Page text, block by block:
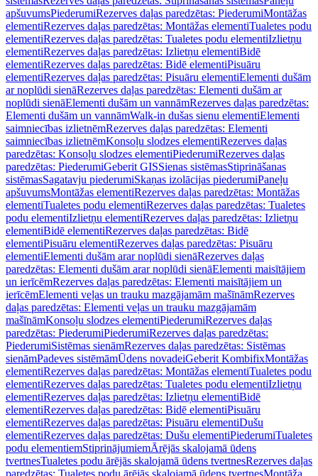
apšuvumsPiederumiRezerves daļas paredzētas: PiederumiMontāžas
elementiRezerves daļas paredzētas: Montāžas elementiTualetes podu
elementiRezerves daļas paredzētas: Tualetes podu elementiIzlietņu
elementiRezerves daļas paredzētas: Izlietņu elementiBidē
elementiRezerves daļas paredzētas: Bidē elementiPisuāru
elementiRezerves daļas paredzētas: Pisuāru elementiElementi dušām
ar noplūdi sienāRezerves daļas paredzētas: Elementi dušām ar
noplūdi sienāElementi dušām un vannāmRezerves daļas paredzētas:
Elementi dušām un vannāmWalk-in dušas sienu elementiElementi
saimniecības izlietnēmRezerves daļas paredzētas: Elementi
saimniecības izlietnēmKonsoļu slodzes elementiRezerves daļas
paredzētas: Konsoļu slodzes elementiPiederumiRezerves daļas
paredzētas: PiederumiGeberit GISSienas sistēmasStiprināšanas
sistēmasSagatavju piederumiSkaņas izolācijas piederumiPaneļu
apšuvumsMontāžas elementiRezerves daļas paredzētas: Montāžas
elementiTualetes podu elementiRezerves daļas paredzētas: Tualetes
podu elementiIzlietņu elementiRezerves daļas paredzētas: Izlietņu
elementiBidē elementiRezerves daļas paredzētas: Bidē
elementiPisuāru elementiRezerves daļas paredzētas: Pisuāru
elementiElementi dušām arar noplūdi sienāRezerves daļas
paredzētas: Elementi dušām arar noplūdi sienāElementi maisītājiem
un ierīcēmRezerves daļas paredzētas: Elementi maisītājiem un
ierīcēmElementi veļas un trauku mazgājamām mašīnāmRezerves
daļas paredzētas: Elementi veļas un trauku mazgājamām
mašīnāmKonsoļu slodzes elementiPiederumiRezerves daļas
paredzētas: PiederumiPiederumiRezerves daļas paredzētas:
PiederumiSistēmas sienāmRezerves daļas paredzētas: Sistēmas
sienāmPadeves sistēmāmŪdens novadeiGeberit KombifixMontāžas
elementiRezerves daļas paredzētas: Montāžas elementiTualetes podu
elementiRezerves daļas paredzētas: Tualetes podu elementiIzlietņu
elementiRezerves daļas paredzētas: Izlietņu elementiBidē
elementiRezerves daļas paredzētas: Bidē elementiPisuāru
elementiRezerves daļas paredzētas: Pisuāru elementiDušu
elementiRezerves daļas paredzētas: Dušu elementiPiederumiTualetes
podu elementiemStiprinājumiemĀrējās skalojamā ūdens
tvertnesTualetes podu ārējās skalojamā ūdens tvertnesRezerves daļas
paredzētas: Tualetes podu ārējās skalojamā ūdens tvertnesMontāža